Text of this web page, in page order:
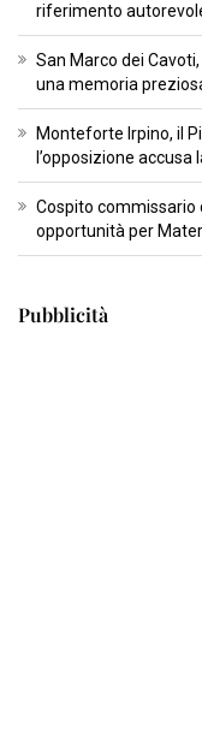
riferimento
San Marco dei
una memoria
Monteforte Irpino, il
l’opposizione
Cospito commissario
opportunità per
Pubblicità